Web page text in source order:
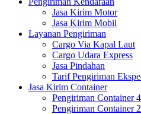
Jasa Kirim Motor
Jasa Kirim Mobil
Layanan Pengiriman
Cargo Via Kapal Laut
Cargo Udara Express
Jasa Pindahan
Tarif Pengiriman
Jasa Kirim Container
Pengiriman Container
Pengiriman Container